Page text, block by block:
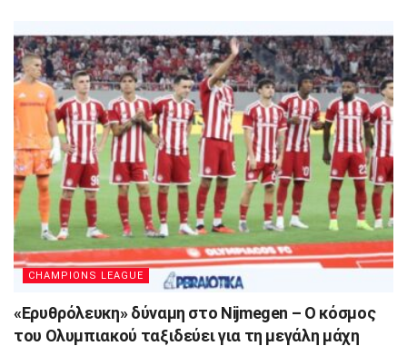
CHAMPIONS LEAGUE
«Ερυθρόλευκη» δύναμη στο Nijmegen – Ο κόσμος
του Ολυμπιακού ταξιδεύει για τη μεγάλη μάχη